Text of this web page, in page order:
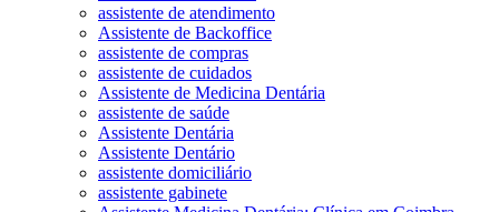
assistente de atendimento
Assistente de Backoffice
assistente de compras
assistente de cuidados
Assistente de Medicina Dentária
assistente de saúde
Assistente Dentária
Assistente Dentário
assistente domiciliário
assistente gabinete